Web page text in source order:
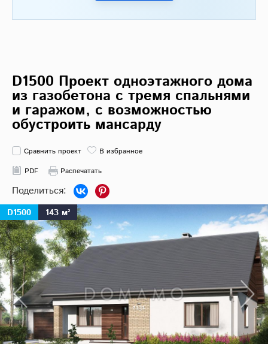
D1500 Проект одноэтажного дома
из газобетона с тремя спальнями
и гаражом, с возможностью
обустроить мансарду
Сравнить проект
В избранное
PDF
Распечатать
D1500 143 м²